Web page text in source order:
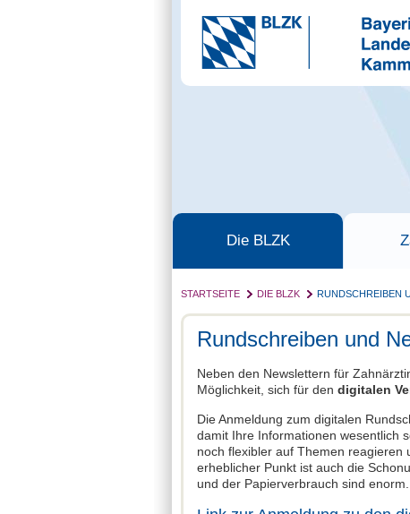
Die BLZK
STARTSEITE DIE BLZK RUNDSCHREIBEN
Rundschreiben und
Neben den Newslettern für
Möglichkeit, sich für den digitalen
Die Anmeldung zum digitalen
damit Ihre Informationen wesentlich
noch flexibler auf Themen reagieren
erheblicher Punkt ist auch die
und der Papierverbrauch sind enorm.